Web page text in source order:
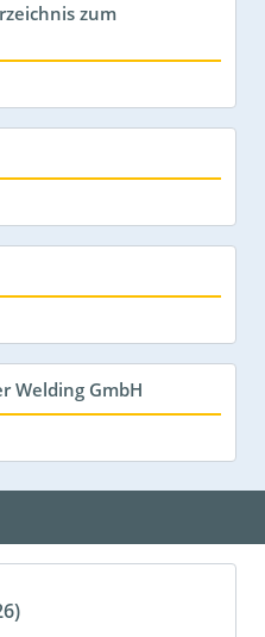
zum
Welding GmbH